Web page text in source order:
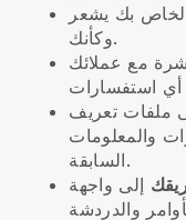
بك يشعر
وكأنك.
مع عملائك
ملفات تعريف
والمعلومات
السابقة.
إلى واجهة Blackbell الخاصة بك
والدردشة